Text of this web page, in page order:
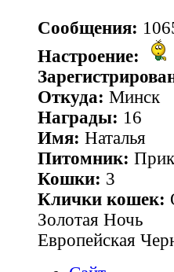
Сообщения:
Настроение:
Откуда: Минск
Награды: 16
Имя: Наталья
Питомник:
Кошки: 3
Клички кошек:
Золотая Ночь
Европейская